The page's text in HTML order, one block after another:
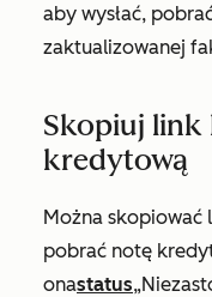
aby wysłać,
zaktualizowanej
Skopiuj link
kredytową
Można
pobrać notę
onastatus